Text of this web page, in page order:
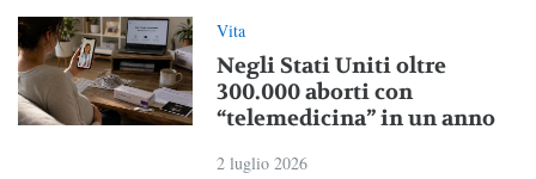
Vita
Negli Stati Uniti oltre
300.000 aborti con
“telemedicina” in un anno
2 luglio 2026